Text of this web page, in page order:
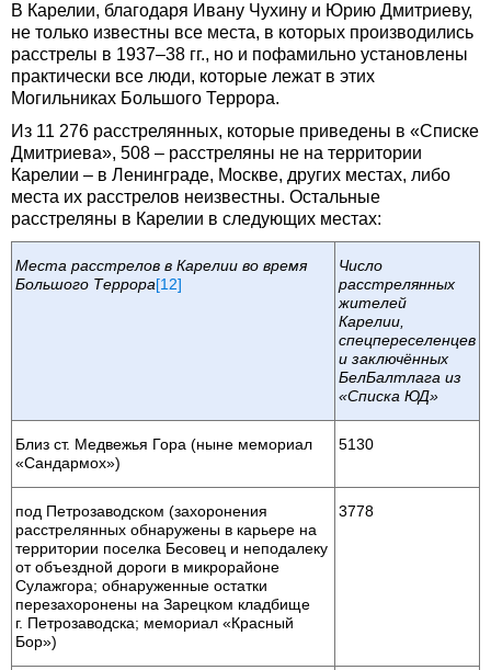
В Карелии, благодаря Ивану Чухину и Юрию Дмитриеву,
не только известны все места, в которых производились
расстрелы в 1937–38 гг., но и пофамильно установлены
практически все люди, которые лежат в этих
Могильниках Большого Террора.
Из 11 276 расстрелянных, которые приведены в «Списке
Дмитриева», 508 – расстреляны не на территории
Карелии – в Ленинграде, Москве, других местах, либо
места их расстрелов неизвестны. Остальные
расстреляны в Карелии в следующих местах:
Места расстрелов в Карелии во время
Большого Террора[12]
Число
расстрелянных
жителей
Карелии,
спецпереселенцев
и заключённых
БелБалтлага из
«Списка ЮД»
Близ ст. Медвежья Гора (ныне мемориал
«Сандармох»)
5130
под Петрозаводском (захоронения
расстрелянных обнаружены в карьере на
территории поселка Бесовец и неподалеку
от объездной дороги в микрорайоне
Сулажгора; обнаруженные остатки
перезахоронены на Зарецком кладбище
г. Петрозаводска; мемориал «Красный
Бор»)
3778